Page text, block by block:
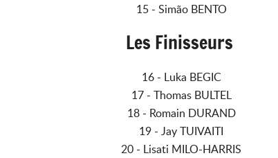
15 - Simão BENTO
Les Finisseurs
16 - Luka BEGIC
17 - Thomas BULTEL
18 - Romain DURAND
19 - Jay TUIVAITI
20 - Lisati MILO-HARRIS